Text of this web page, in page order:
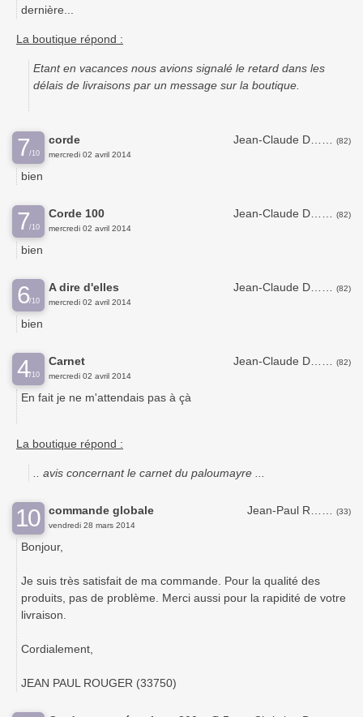
dernière...
La boutique répond :
Etant en vacances nous avions signalé le retard dans les
délais de livraisons par un message sur la boutique.
Jean-Claude D…… (82)
7/10
corde
mercredi 02 avril 2014
bien
Jean-Claude D…… (82)
7/10
Corde 100
mercredi 02 avril 2014
bien
Jean-Claude D…… (82)
6/10
A dire d'elles
mercredi 02 avril 2014
bien
Jean-Claude D…… (82)
4/10
Carnet
mercredi 02 avril 2014
En fait je ne m'attendais pas à çà
La boutique répond :
.. avis concernant le carnet du paloumayre ...
Jean-Paul R…… (33)
10 commande globale
vendredi 28 mars 2014
Bonjour,
Je suis très satisfait de ma commande. Pour la qualité des
produits, pas de problème. Merci aussi pour la rapidité de votre
livraison.
Cordialement,
JEAN PAUL ROUGER (33750)